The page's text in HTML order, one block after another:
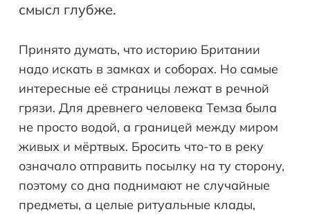
смысл глубже.
Принято думать, что историю Британии
надо искать в замках и соборах. Но самые
интересные её страницы лежат в речной
грязи. Для древнего человека Темза была
не просто водой, а границей между миром
живых и мёртвых. Бросить что-то в реку
означало отправить посылку на ту сторону,
поэтому со дна поднимают не случайные
предметы, а целые ритуальные клады,